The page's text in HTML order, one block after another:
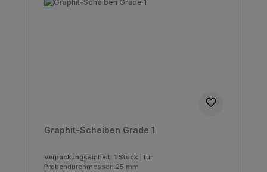
Graphit-Scheiben Grade 1
Verpackungseinheit: 1 Stück
Probendurchmesser: 25 mm